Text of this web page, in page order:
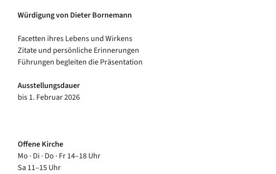
Würdigung von Dieter Bornemann
Facetten ihres Lebens und Wirkens
Zitate und persönliche Erinnerungen
Führungen begleiten die Präsentation
Ausstellungsdauer
bis 1. Februar 2026
Offene Kirche
Mo · Di · Do · Fr 14–18 Uhr
Sa 11–15 Uhr